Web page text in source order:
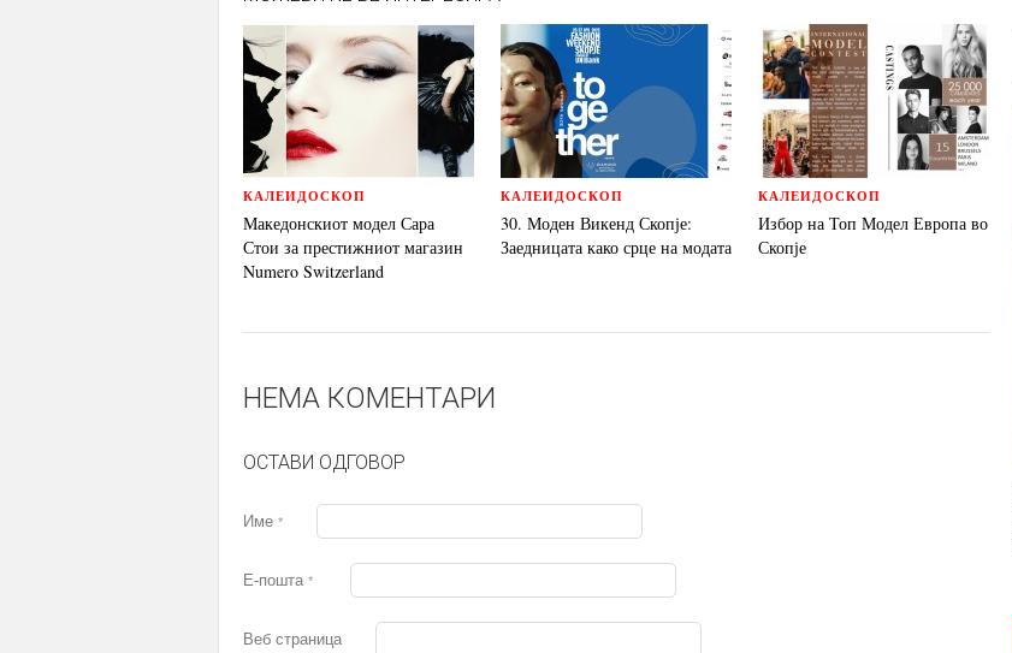
КАЛЕИДОСКОП
Македонскиот модел Сара
Стои за престижниот магазин
Numero Switzerland
КАЛЕИДОСКОП
30. Моден Викенд Скопје:
Заедницата како срце на модата
КАЛЕИДОСКОП
Избор на Топ Модел Европа во
Скопје
НЕМА КОМЕНТАРИ
ОСТАВИ ОДГОВОР
Име *
Е-пошта *
Веб страница